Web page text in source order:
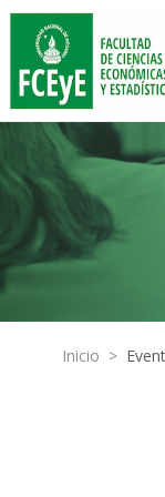
Inicio >